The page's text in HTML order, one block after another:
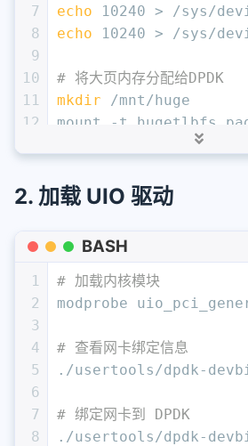
7
8
9
10
11
12
15
18
19
20
21
echo 10240 > /sys/
echo 10240 > /sys/
# 将大页内存分配给DPDK
mkdir /mnt/huge
mount -t hugetlbfs
grep -i
mount | grep hugetlbfs
# 查看更详细的大页内存信息
2. 加载 UIO 驱动
BASH
1
2
3
4
5
6
7
8
# 加载内核模块
modprobe
# 查看网卡绑定信息
./usertools/dpdk-
# 绑定网卡到 DPDK
./usertools/dpdk-